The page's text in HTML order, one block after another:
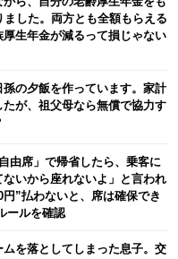
ました。両方とも全額もらえる
厚生年金が減るって損じゃない
の夕飯を作っています。家計
が、祖父母なら無償で協力す
由席」で帰省したら、乗客に
ないから座れないよ」と言われ
”払わないと、席は確保でき
ールを確認
を落としてしまった息子。交